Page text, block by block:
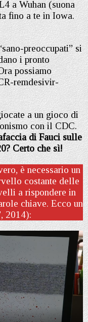
a Wuhan (suona
fino a te in Iowa.
preoccupati” si
i pronto
possiamo
remdesivir-
a un gioco di
con il CDC.
di Fauci sulle
Certo che sì!
è necessario un
costante delle
a rispondere in
chiave. Ecco un
2014):